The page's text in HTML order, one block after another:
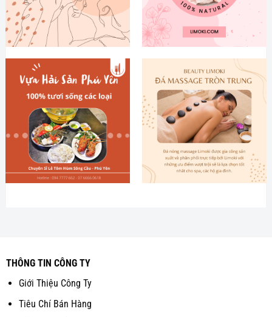
THÔNG TIN CÔNG TY
Giới Thiệu Công Ty
Tiêu Chí Bán Hàng